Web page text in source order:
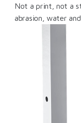
Not a print, not a
abrasion, water